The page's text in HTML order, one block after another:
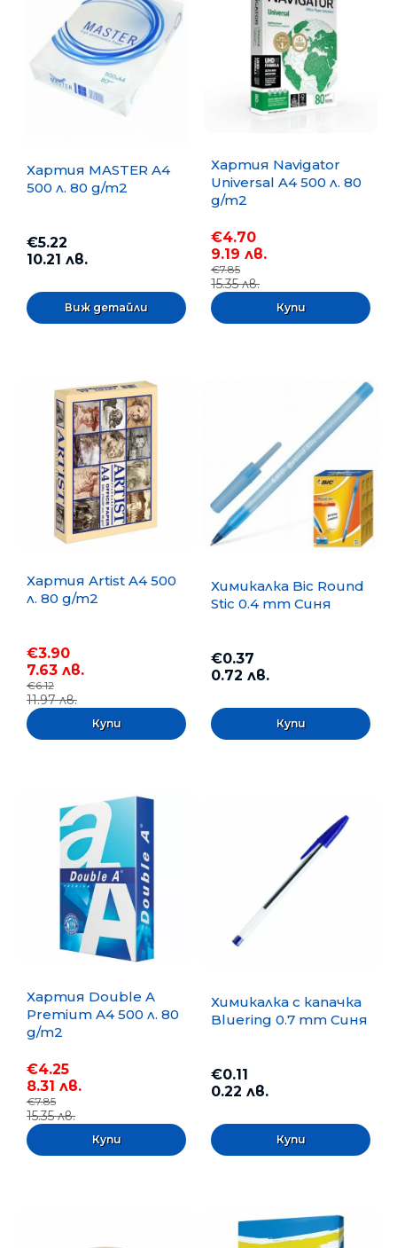
Хартия MASTER A4
500 л. 80 g/m2
€5.22
10.21 лв.
Виж детайли
Хартия Navigator
Universal A4 500 л. 80
g/m2
€4.70
9.19 лв.
€7.85
15.35 лв.
Хартия Artist A4 500
л. 80 g/m2
€3.90
7.63 лв.
€6.12
11.97 лв.
Химикалка Bic Round
Stic 0.4 mm Синя
€0.37
0.72 лв.
Хартия Double A
Premium A4 500 л. 80
g/m2
€4.25
8.31 лв.
€7.85
15.35 лв.
Химикалка с капачка
Bluering 0.7 mm Синя
€0.11
0.22 лв.